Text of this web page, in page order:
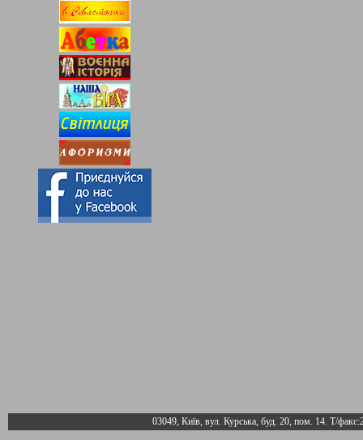
03049, Київ, вул. Курська, буд. 20, пом. 14. Т/